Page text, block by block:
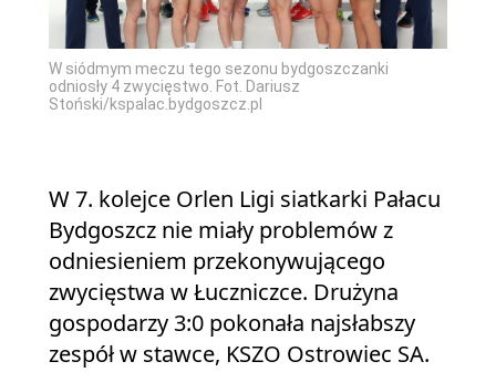
W siódmym meczu tego sezonu bydgoszczanki
odniosły 4 zwycięstwo. Fot. Dariusz
Stoński/kspalac.bydgoszcz.pl
W 7. kolejce Orlen Ligi siatkarki Pałacu
Bydgoszcz nie miały problemów z
odniesieniem przekonywującego
zwycięstwa w Łuczniczce. Drużyna
gospodarzy 3:0 pokonała najsłabszy
zespół w stawce, KSZO Ostrowiec SA.